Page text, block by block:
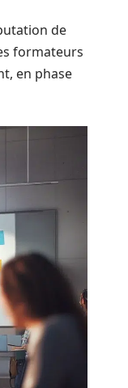
de
formateurs
en phase